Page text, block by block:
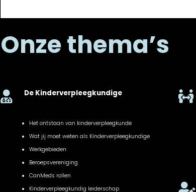
Onze thema’s
 De Kinderverpleegkundige
Het ontstaan van kinderverpleegkunde
Wat jij moet weten als Kinderverpleegkundige
Werkgebieden
Beroepsvereniging
CanMeds rollen
Kinderverpleegkundig leiderschap

